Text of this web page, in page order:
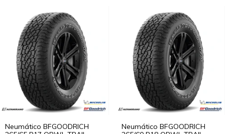
Neumático BFGOODRICH
Neumático BFGOODRICH